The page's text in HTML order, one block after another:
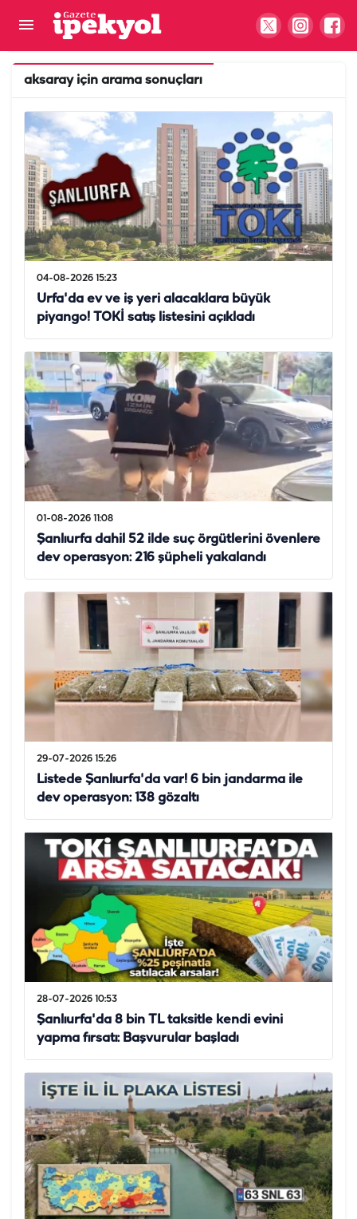
aksarayiçin arama sonuçları
04-08-2026 15:23
Urfa'da ev ve iş yeri alacaklara büyük
piyango! TOKİ satış listesini açıkladı
01-08-2026 11:08
Şanlıurfa dahil 52 ilde suç örgütlerini övenlere
dev operasyon: 216 şüpheli yakalandı
29-07-2026 15:26
Listede Şanlıurfa'da var! 6 bin jandarma ile
dev operasyon: 138 gözaltı
28-07-2026 10:53
Şanlıurfa'da 8 bin TL taksitle kendi evini
yapma fırsatı: Başvurular başladı